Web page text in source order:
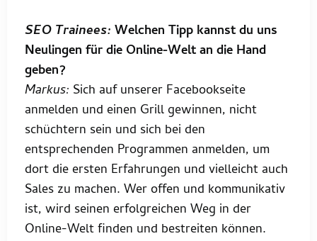
SEO Trainees: Welchen Tipp kannst du uns
Neulingen für die Online-Welt an die Hand
geben?
Markus: Sich auf unserer Facebookseite
anmelden und einen Grill gewinnen, nicht
schüchtern sein und sich bei den
entsprechenden Programmen anmelden, um
dort die ersten Erfahrungen und vielleicht auch
Sales zu machen. Wer offen und kommunikativ
ist, wird seinen erfolgreichen Weg in der
Online-Welt finden und bestreiten können.